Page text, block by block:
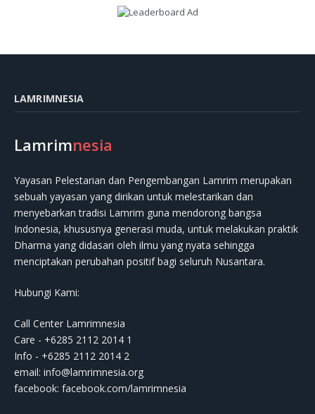
LAMRIMNESIA
Lamrimnesia
Yayasan Pelestarian dan Pengembangan Lamrim merupakan
sebuah yayasan yang dirikan untuk melestarikan dan
menyebarkan tradisi Lamrim guna mendorong bangsa
Indonesia, khususnya generasi muda, untuk melakukan praktik
Dharma yang didasari oleh ilmu yang nyata sehingga
menciptakan perubahan positif bagi seluruh Nusantara.
Hubungi Kami:
Call Center Lamrimnesia
Care - +6285 2112 2014 1
Info - +6285 2112 2014 2
email: info@lamrimnesia.org
facebook: facebook.com/lamrimnesia